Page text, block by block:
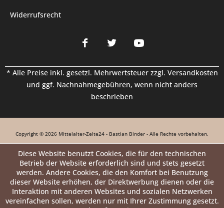
Widerrufsrecht
* Alle Preise inkl. gesetzl. Mehrwertsteuer zzgl. Versandkosten
und ggf. Nachnahmegebühren, wenn nicht anders
beschrieben
Copyright © 2026 Mittelalter-Zelte24 - Bastian Binder - Alle Rechte vorbehalten.
Diese Website benutzt Cookies, die für den technischen
Betrieb der Website erforderlich sind und stets gesetzt
werden. Andere Cookies, die den Komfort bei Benutzung
dieser Website erhöhen, der Direktwerbung dienen oder die
Interaktion mit anderen Websites und sozialen Netzwerken
vereinfachen sollen, werden nur mit Ihrer Zustimmung gesetzt.